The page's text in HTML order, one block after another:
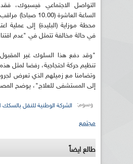
التواصل الاجتماعي فيسبوك،
الساعة العاشرة
محطة موزاية (البليدة) إلى
في حالة مخالفة تتمثل في "عدم
"وقد دفع هذا السلوك غير
تنظيم حركة احتجاجية، رفضا لمثل هذه
وتضامنا مع زميلهم الذي تعرض
إلى المستشفى للعلاج"، يوضح
وسوم: الشركة الوطنية للنقل بالسكك
مجتمع
طالع ايضاً